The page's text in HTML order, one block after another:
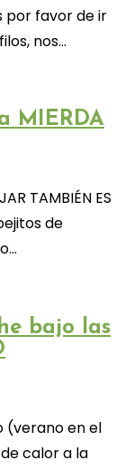
por favor de ir
nos…
MIERDA
TAMBIÉN ES
de
bajo las
(verano en el
calor a la